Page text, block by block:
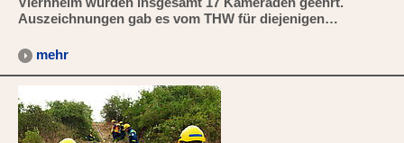
Auszeichnungen gab es vom THW für diejenigen…
mehr